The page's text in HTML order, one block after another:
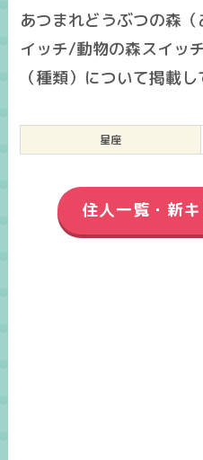
あつまれどうぶつの森
イッチ/動物の森スイッ
（種類）について掲載し
星座
住人一覧・新